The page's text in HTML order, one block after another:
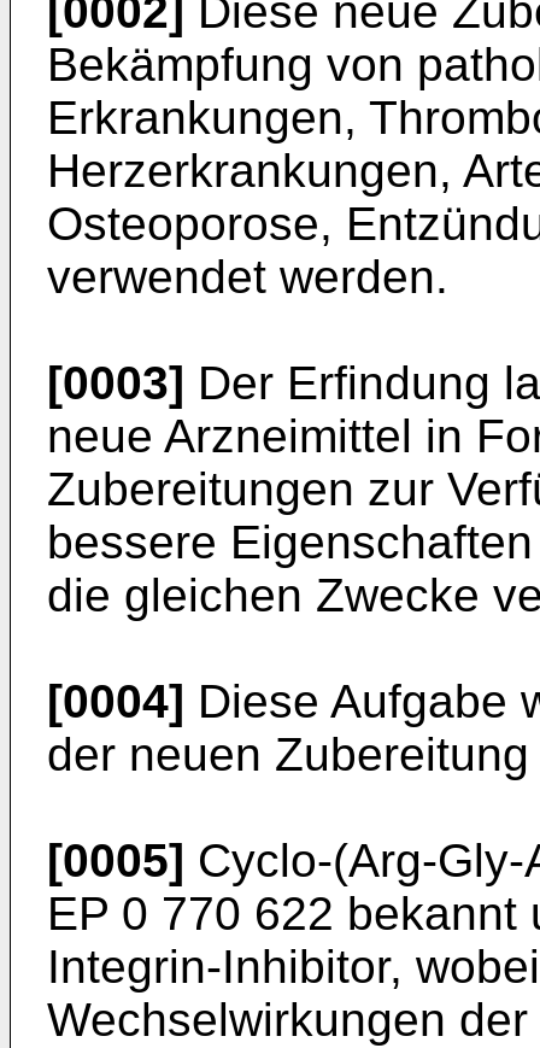
[0002] Diese neue
Bekämpfung von
Erkrankungen,
Herzerkrankungen,
Osteoporose,
verwendet werden.
[0003] Der Erfindung
neue Arzneimittel in
Zubereitungen zur
bessere
die gleichen Zwecke
[0004] Diese Aufgabe
der neuen
[0005] Cyclo-(Arg-
EP 0 770 622
Integrin-Inhibitor,
Wechselwirkungen der